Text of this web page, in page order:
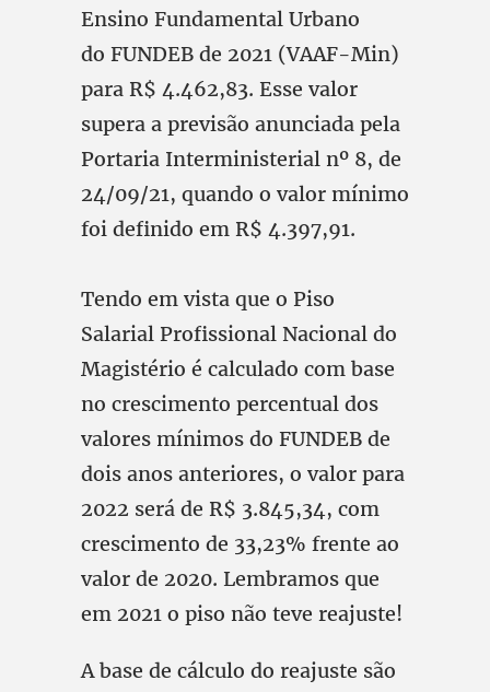
Ensino Fundamental Urbano
do FUNDEB de 2021 (VAAF-Min)
para R$ 4.462,83. Esse valor
supera a previsão anunciada pela
Portaria Interministerial nº 8, de
24/09/21, quando o valor mínimo
foi definido em R$ 4.397,91.
Tendo em vista que o Piso
Salarial Profissional Nacional do
Magistério é calculado com base
no crescimento percentual dos
valores mínimos do FUNDEB de
dois anos anteriores, o valor para
2022 será de R$ 3.845,34, com
crescimento de 33,23% frente ao
valor de 2020. Lembramos que
em 2021 o piso não teve reajuste!
A base de cálculo do reajuste são